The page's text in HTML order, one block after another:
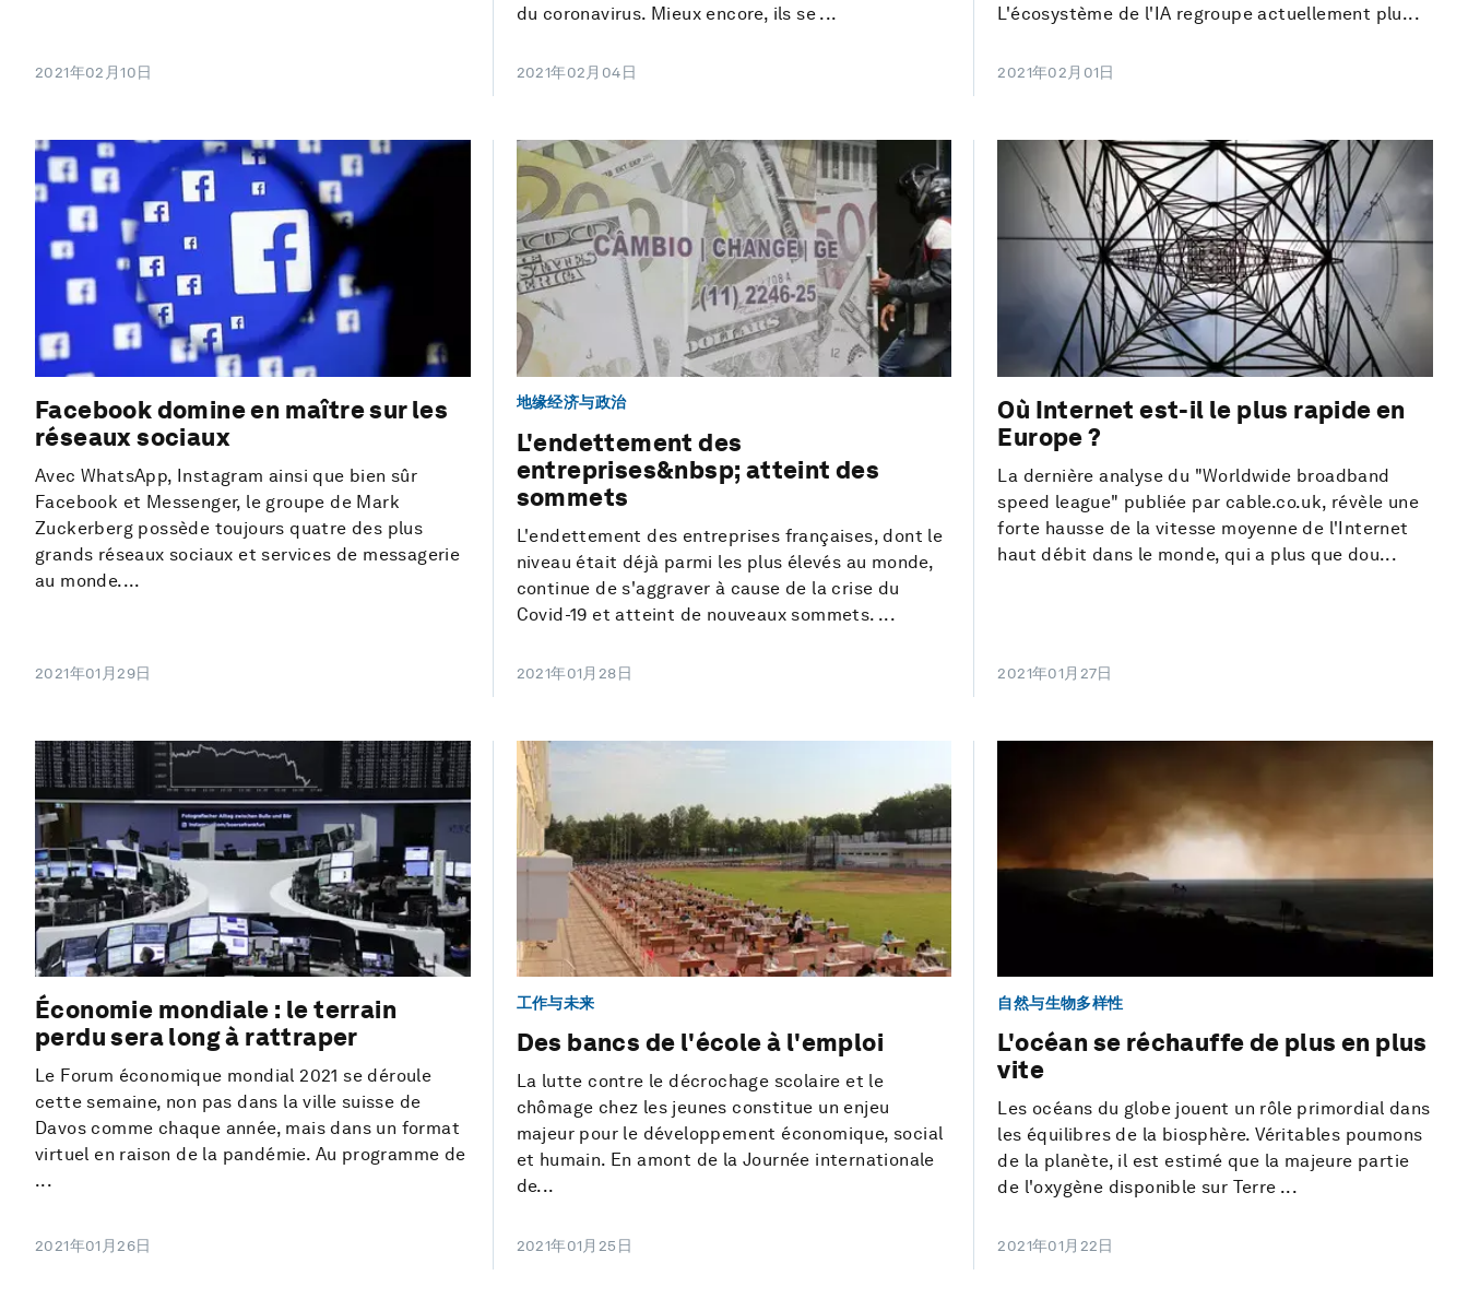
2021年02月10日
du coronavirus. Mieux encore, ils se ...
2021年02月04日
L'écosystème de l'IA regroupe actuellement plu...
2021年02月01日
Facebook domine en maître sur les
réseaux sociaux
Avec WhatsApp, Instagram ainsi que bien sûr
Facebook et Messenger, le groupe de Mark
Zuckerberg possède toujours quatre des plus
grands réseaux sociaux et services de messagerie
au monde....
2021年01月29日
地缘经济与政治
L'endettement des
entreprises&nbsp; atteint des
sommets
L'endettement des entreprises françaises, dont le
niveau était déjà parmi les plus élevés au monde,
continue de s'aggraver à cause de la crise du
Covid-19 et atteint de nouveaux sommets. ...
2021年01月28日
Où Internet est-il le plus rapide en
Europe ?
La dernière analyse du "Worldwide broadband
speed league" publiée par cable.co.uk, révèle une
forte hausse de la vitesse moyenne de l'Internet
haut débit dans le monde, qui a plus que dou...
2021年01月27日
Économie mondiale : le terrain
perdu sera long à rattraper
Le Forum économique mondial 2021 se déroule
cette semaine, non pas dans la ville suisse de
Davos comme chaque année, mais dans un format
virtuel en raison de la pandémie. Au programme de
...
2021年01月26日
工作与未来
Des bancs de l'école à l'emploi
La lutte contre le décrochage scolaire et le
chômage chez les jeunes constitue un enjeu
majeur pour le développement économique, social
et humain. En amont de la Journée internationale
de...
2021年01月25日
自然与生物多样性
L'océan se réchauffe de plus en plus
vite
Les océans du globe jouent un rôle primordial dans
les équilibres de la biosphère. Véritables poumons
de la planète, il est estimé que la majeure partie
de l'oxygène disponible sur Terre ...
2021年01月22日